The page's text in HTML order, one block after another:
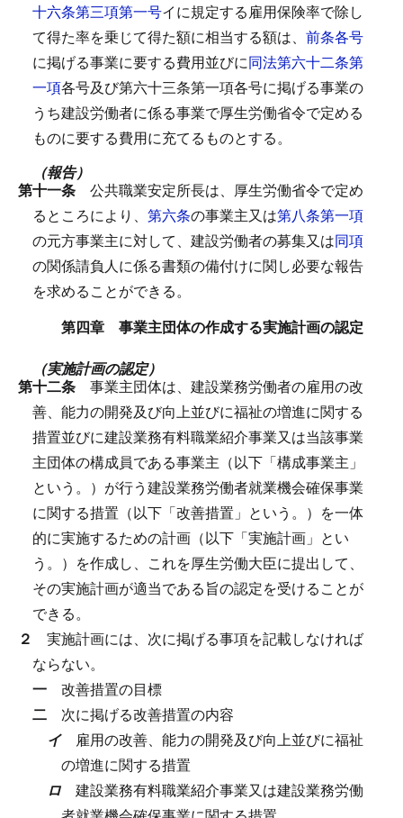
十六条第三項第一号イに規定する雇用保険率で除し
て得た率を乗じて得た額に相当する額は、 前条各号
に掲げる事業に要する費用並びに同法第六十二条第
一項各号及び第六十三条第一項各号に掲げる事業の
うち建設労働者に係る事業で厚生労働省令で定める
ものに要する費用に充てるものとする。
（報告）
第十一条 公共職業安定所長は、厚生労働省令で定め
るところにより、 第六条の事業主又は第八条第一項
の元方事業主に対して、建設労働者の募集又は同項
の関係請負人に係る書類の備付けに関し必要な報告
を求めることができる。
第四章 事業主団体の作成する実施計画の認定
（実施計画の認定）
第十二条 事業主団体は、建設業務労働者の雇用の改
善、能力の開発及び向上並びに福祉の増進に関する
措置並びに建設業務有料職業紹介事業又は当該事業
主団体の構成員である事業主（以下「構成事業主」
という。）が行う建設業務労働者就業機会確保事業
に関する措置（以下「改善措置」という。）を一体
的に実施するための計画（以下「実施計画」とい
う。）を作成し、これを厚生労働大臣に提出して、
その実施計画が適当である旨の認定を受けることが
できる。
２ 実施計画には、次に掲げる事項を記載しなければ
ならない。
一 改善措置の目標
二 次に掲げる改善措置の内容
イ 雇用の改善、能力の開発及び向上並びに福祉
の増進に関する措置
ロ 建設業務有料職業紹介事業又は建設業務労働